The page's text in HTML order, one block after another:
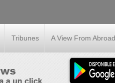
Tribunes A View From Abroad